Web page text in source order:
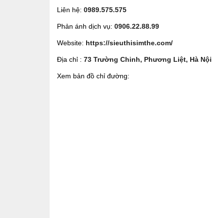
Liên hệ: 0989.575.575
Phản ánh dịch vụ: 0906.22.88.99
Website: https://sieuthisimthe.com/
Địa chỉ : 73 Trường Chinh, Phương Liệt, Hà Nội
Xem bản đồ chỉ đường: